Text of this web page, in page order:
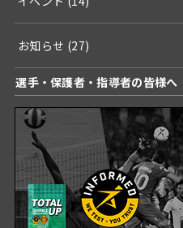
お知らせ (27)
選手・保護者・指導者の皆様へ